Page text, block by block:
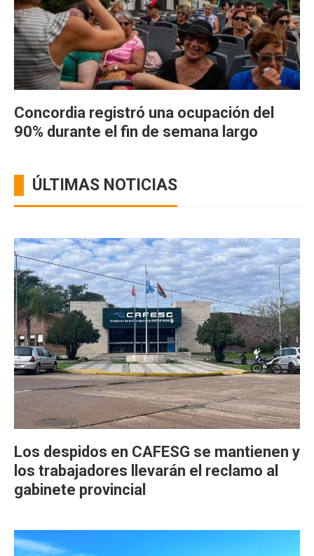
Concordia registró una ocupación del
90% durante el fin de semana largo
ÚLTIMAS NOTICIAS
Los despidos en CAFESG se mantienen y
los trabajadores llevarán el reclamo al
gabinete provincial